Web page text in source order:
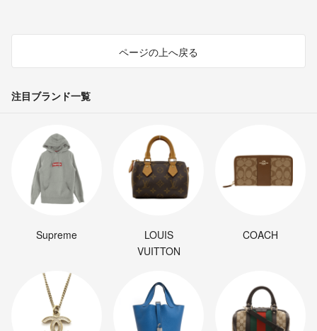
ページの上へ戻る
注目ブランド一覧
Supreme
LOUIS
VUITTON
COACH